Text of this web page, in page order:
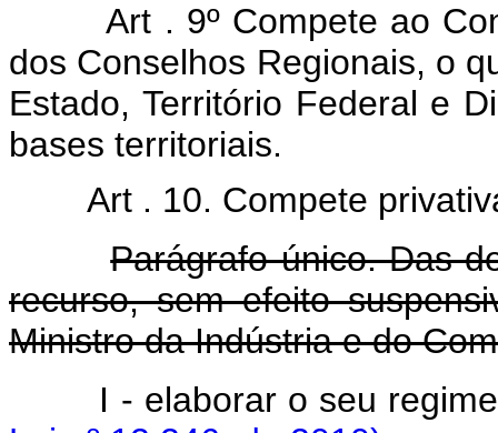
Art . 9º Compete ao
dos Conselhos Regionais, o
Estado, Território Federal e
bases territoriais.
Art . 10. Compete
Parágrafo único. Das
recurso, sem efeito
Ministro da Indústria e do
I - elaborar o seu